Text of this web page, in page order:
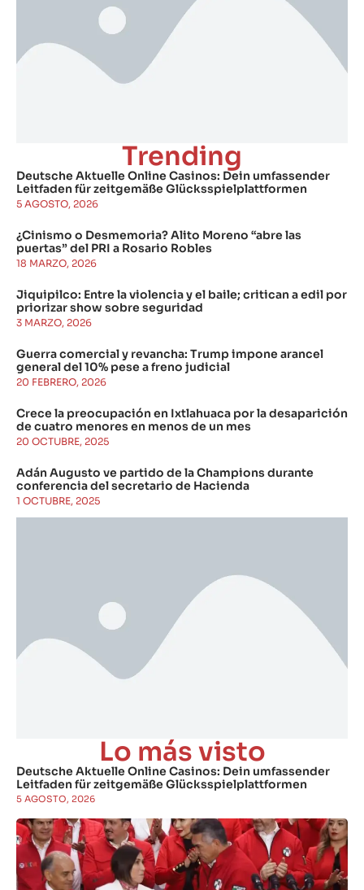
Trending
Deutsche Aktuelle Online Casinos: Dein umfassender
Leitfaden für zeitgemäße Glücksspielplattformen
5 AGOSTO, 2026
¿Cinismo o Desmemoria? Alito Moreno “abre las
puertas” del PRI a Rosario Robles
18 MARZO, 2026
Jiquipilco: Entre la violencia y el baile; critican a edil por
priorizar show sobre seguridad
3 MARZO, 2026
Guerra comercial y revancha: Trump impone arancel
general del 10% pese a freno judicial
20 FEBRERO, 2026
Crece la preocupación en Ixtlahuaca por la desaparición
de cuatro menores en menos de un mes
20 OCTUBRE, 2025
Adán Augusto ve partido de la Champions durante
conferencia del secretario de Hacienda
1 OCTUBRE, 2025
Lo más visto
Deutsche Aktuelle Online Casinos: Dein umfassender
Leitfaden für zeitgemäße Glücksspielplattformen
5 AGOSTO, 2026